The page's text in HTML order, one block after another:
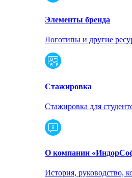
Элементы бренда
Логотипы и другие
Стажировка
Стажировка для
О компании
История, руководство,